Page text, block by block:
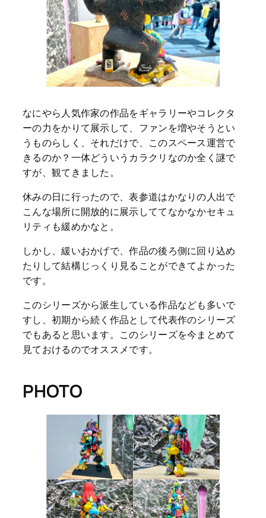
なにやら人気作家の作品をギャラリーやコレクタ
ーの力をかりて展示して、ファンを増やそうとい
うものらしく、それだけで、このスペース運営で
きるのか？一体どういうカラクリなのか全く謎で
すが、観てきました。
休みの日に行ったので、表参道はかなりの人出で
こんな場所に開放的に展示しててなかなかセキュ
リティも緩めかなと。
しかし、緩いおかげで、作品の後ろ側に回り込め
たりして結構じっくり見ることができてよかった
です。
このシリーズから派生している作品なども多いで
すし、初期から続く作品として代表作のシリーズ
でもあると思います。このシリーズを今まとめて
見ておけるのでオススメです。
PHOTO